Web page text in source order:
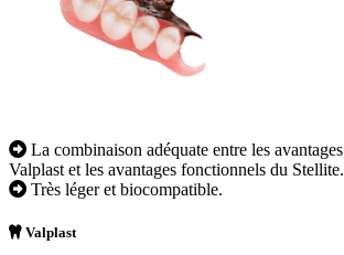
La combinaison adéquate entre les
Valplast et les avantages fonctionnels du Stellite.
Très léger et biocompatible.
Valplast